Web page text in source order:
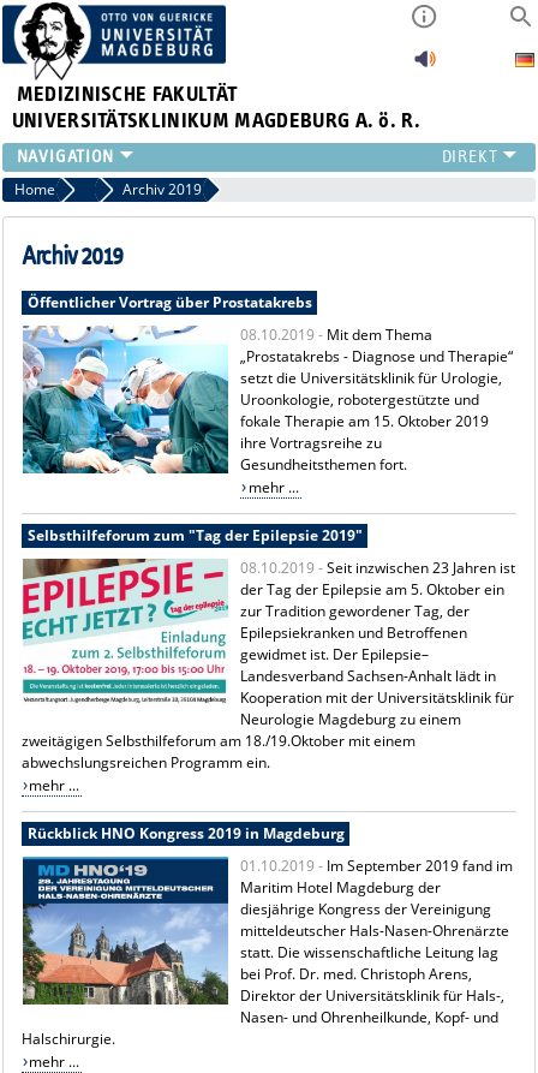
MEDIZINISCHE FAKULTÄT
UNIVERSITÄTSKLINIKUM MAGDEBURG A. ö. R.
INSTITUTE
KLINIKEN
ZENTRALE EINRICHTUNGEN
PRESSE
ÜBER UNS
INTERNATIONAL
INTRANET
Home Archiv Pressemitteilungen
Archiv 2019
Archiv 2019
Öffentlicher Vortrag über Prostatakrebs
08.10.2019 - Mit dem Thema
„Prostatakrebs - Diagnose und Therapie“
setzt die Universitätsklinik für Urologie,
Uroonkologie, robotergestützte und
fokale Therapie am 15. Oktober 2019
ihre Vortragsreihe zu
Gesundheitsthemen fort.
mehr ...
Selbsthilfeforum zum "Tag der Epilepsie 2019"
08.10.2019 -Seit inzwischen 23 Jahren ist
der Tag der Epilepsie am 5. Oktober ein
zur Tradition gewordener Tag, der
Epilepsiekranken und Betroffenen
gewidmet ist. Der Epilepsie–
Landesverband Sachsen-Anhalt lädt in
Kooperation mit der Universitätsklinik für
Neurologie Magdeburg zu einem
zweitägigen Selbsthilfeforum am 18./19.Oktober mit einem
abwechslungsreichen Programm ein.
mehr ...
Rückblick HNO Kongress 2019 in Magdeburg
01.10.2019 - Im September 2019 fand im
Maritim Hotel Magdeburg der
diesjährige Kongress der Vereinigung
mitteldeutscher Hals-Nasen-Ohrenärzte
statt. Die wissenschaftliche Leitung lag
bei Prof. Dr. med. Christoph Arens,
Direktor der Universitätsklinik für Hals-,
Nasen- und Ohrenheilkunde, Kopf- und
Halschirurgie.
mehr ...